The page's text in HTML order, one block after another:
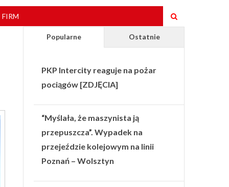
Popularne Ostatnie
PKP Intercity reaguje na pożar
pociągów [ZDJĘCIA]
“Myślała, że maszynista ją
przepuszcza”. Wypadek na
przejeździe kolejowym na linii
Poznań – Wolsztyn